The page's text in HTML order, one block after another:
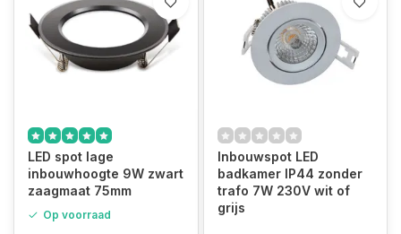
LED spot lage
inbouwhoogte 9W zwart
zaagmaat 75mm
Op voorraad
Inbouwspot LED
badkamer IP44 zonder
trafo 7W 230V wit of
grijs